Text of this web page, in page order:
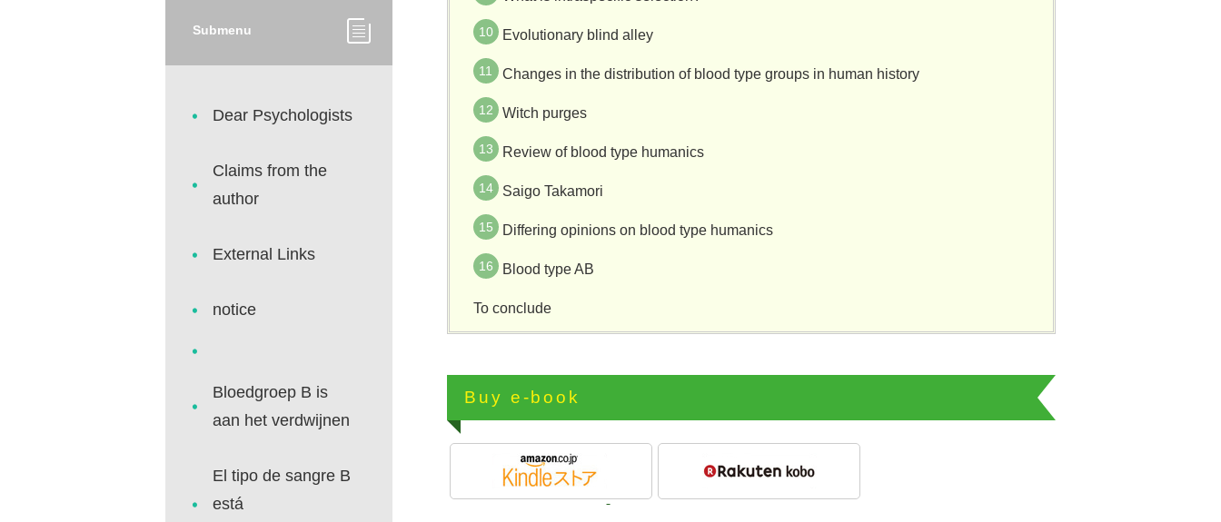
Evolutionary blind alley
Changes in the distribution of blood type groups in human history
Witch purges
Review of blood type humanics
Saigo Takamori
Differing opinions on blood type humanics
Blood type AB
To conclude
Buy e-book
Submenu
Dear Psychologists
Claims from the
author
External Links
notice
Bloedgroep B is
aan het verdwijnen
El tipo de sangre B
está